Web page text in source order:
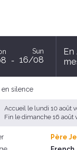
Sun
16/08
en silence
Accueil le lundi 10 août
Fin le dimanche 16 août
Père